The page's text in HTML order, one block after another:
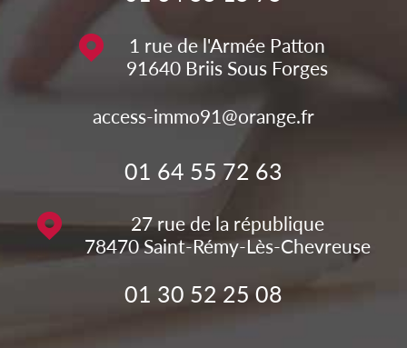
1 rue de l'Armée Patton
91640 Briis Sous Forges
access-immo91@orange.fr
01 64 55 72 63
27 rue de la république
78470 Saint-Rémy-Lès-Chevreuse
01 30 52 25 08